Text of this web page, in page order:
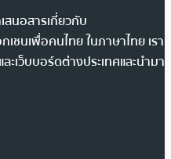
สนอสารเกี่ยวกับ
ชนเพื่อคนไทย ในภาษาไทย เรา
เว็บบอร์ดต่างประเทศและนำมา